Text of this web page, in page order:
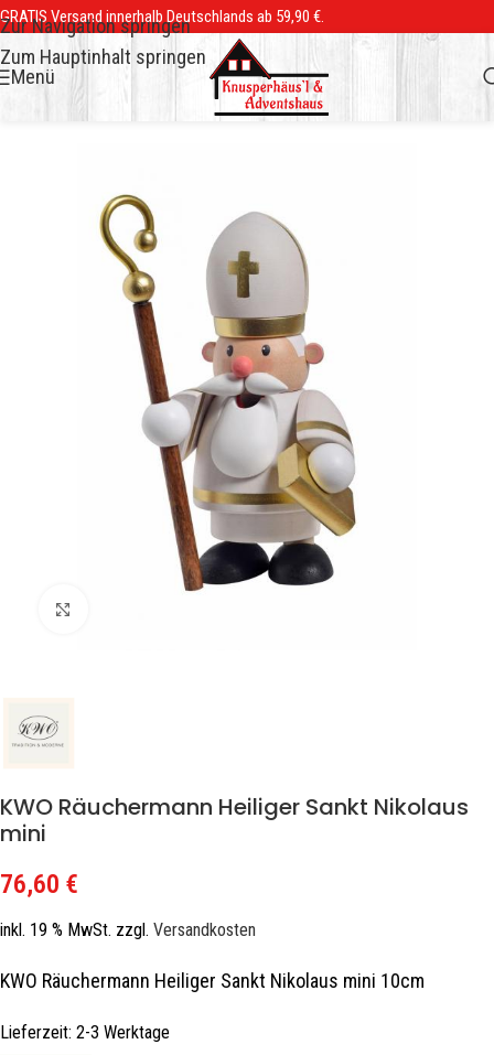
Zur Navigation springen
Zum Hauptinhalt springen
GRATIS Versand innerhalb Deutschlands ab 59,90 €.
Menü
KWO Räuchermann Heiliger Sankt Nikolaus
mini
76,60 €
inkl. 19 % MwSt. zzgl. Versandkosten
KWO Räuchermann Heiliger Sankt Nikolaus mini 10cm
Lieferzeit: 2-3 Werktage